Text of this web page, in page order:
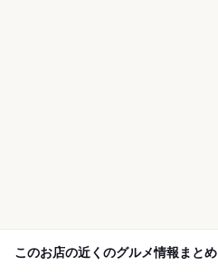
このお店の近くのグルメ情報まとめ